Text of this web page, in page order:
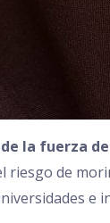
la fuerza
riesgo de
e